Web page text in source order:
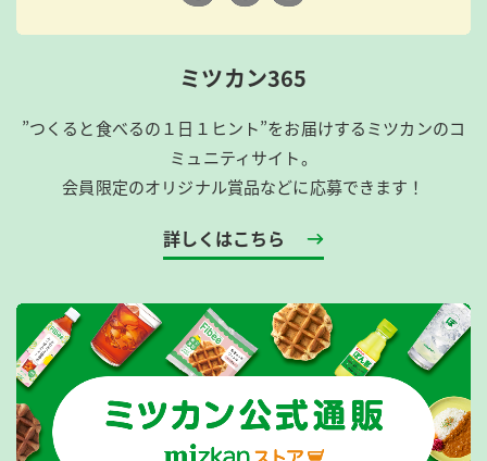
ミツカン365
”つくると食べるの１日１ヒント”をお届けするミツカンのコ
ミュニティサイト。
会員限定のオリジナル賞品などに応募できます！
詳しくはこちら